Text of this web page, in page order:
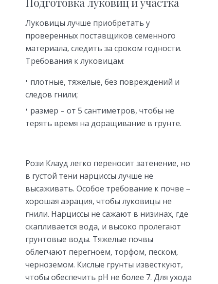
Луковицы лучше приобретать у
проверенных поставщиков семенного
материала, следить за сроком годности.
Требования к луковицам:
плотные, тяжелые, без повреждений и
следов гнили;
размер – от 5 сантиметров, чтобы не
терять время на доращивание в грунте.
Рози Клауд легко переносит затенение, но
в густой тени нарциссы лучше не
высаживать. Особое требование к почве –
хорошая аэрация, чтобы луковицы не
гнили. Нарциссы не сажают в низинах, где
скапливается вода, и высоко пролегают
грунтовые воды. Тяжелые почвы
облегчают перегноем, торфом, песком,
черноземом. Кислые грунты известкуют,
чтобы обеспечить рН не более 7. Для ухода